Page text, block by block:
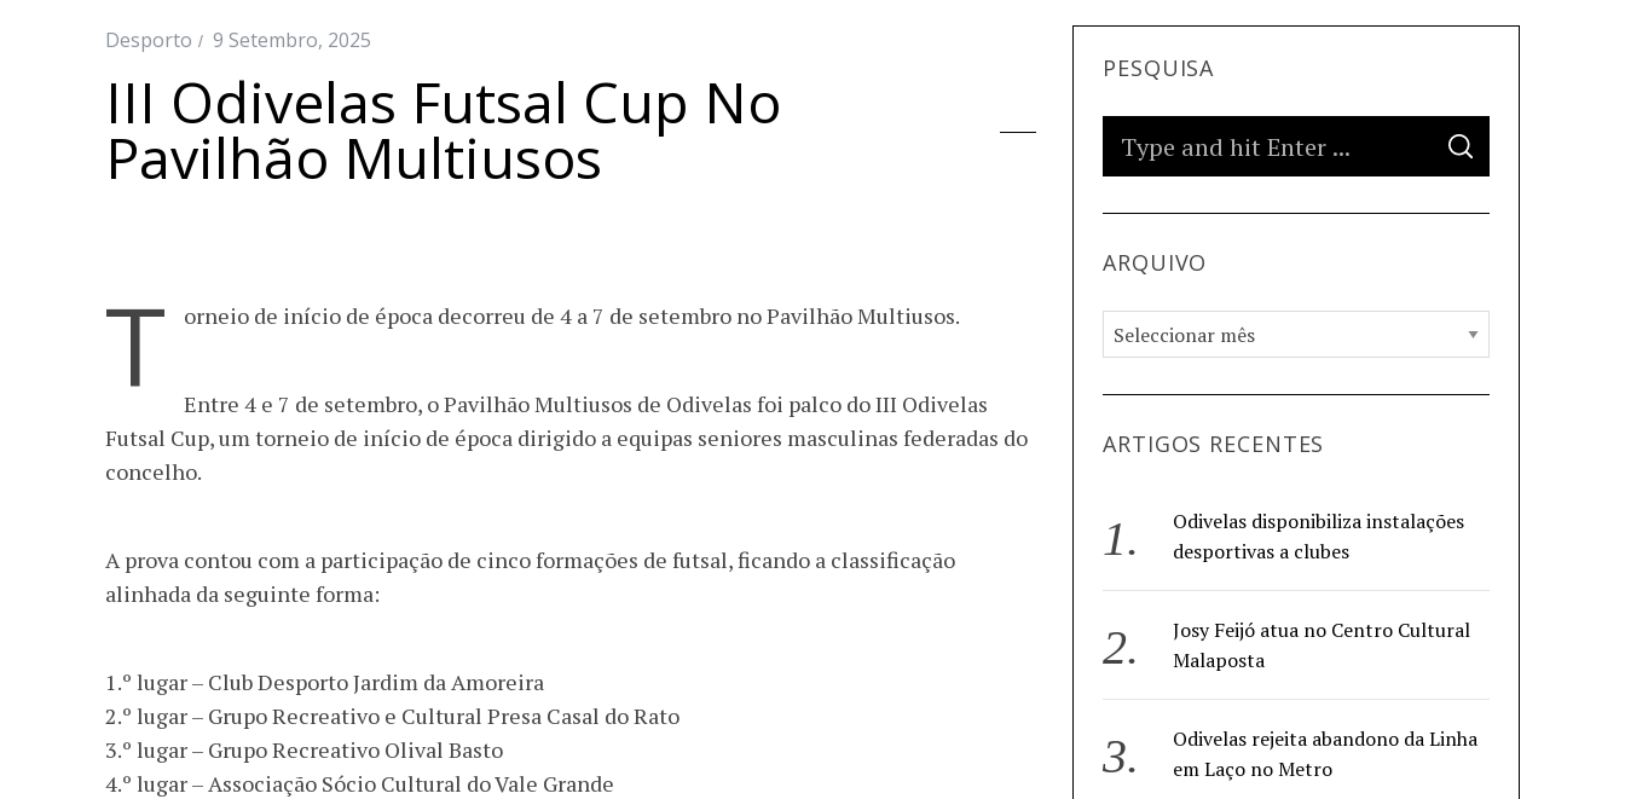
Desporto 9 Setembro, 2025
III Odivelas Futsal Cup No
Pavilhão Multiusos
T orneio de início de época decorreu de 4 a 7 de setembro no Pavilhão Multiusos.
Entre 4 e 7 de setembro, o Pavilhão Multiusos de Odivelas foi palco do III Odivelas
Futsal Cup, um torneio de início de época dirigido a equipas seniores masculinas federadas do
concelho.
A prova contou com a participação de cinco formações de futsal, ficando a classificação
alinhada da seguinte forma:
1.º lugar – Club Desporto Jardim da Amoreira
2.º lugar – Grupo Recreativo e Cultural Presa Casal do Rato
3.º lugar – Grupo Recreativo Olival Basto
4.º lugar – Associação Sócio Cultural do Vale Grande
PESQUISA
ARQUIVO
ARTIGOS RECENTES
Odivelas disponibiliza instalações
desportivas a clubes
Josy Feijó atua no Centro Cultural
Malaposta
Odivelas rejeita abandono da Linha
em Laço no Metro